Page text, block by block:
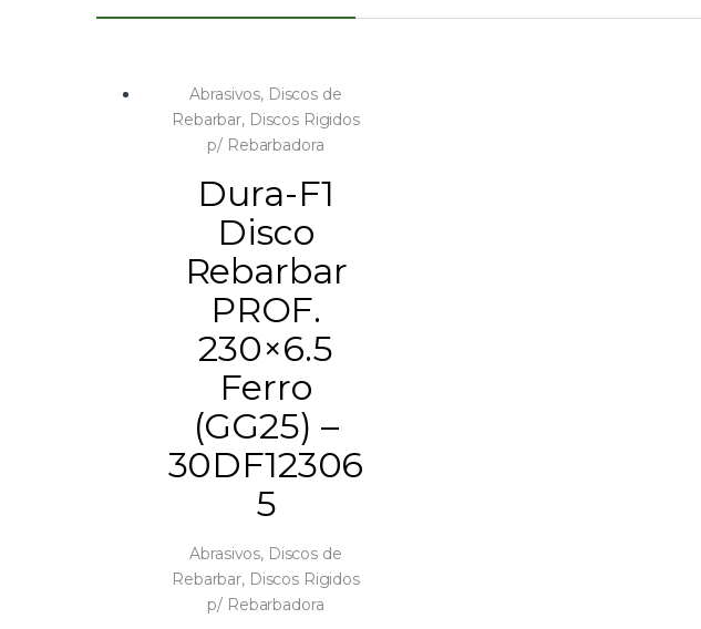
Abrasivos, Discos de
Rebarbar, Discos Rigidos
p/ Rebarbadora
Dura-F1
Disco
Rebarbar
PROF.
230×6.5
Ferro
(GG25) –
30DF12306
5
Abrasivos, Discos de
Rebarbar, Discos Rigidos
p/ Rebarbadora